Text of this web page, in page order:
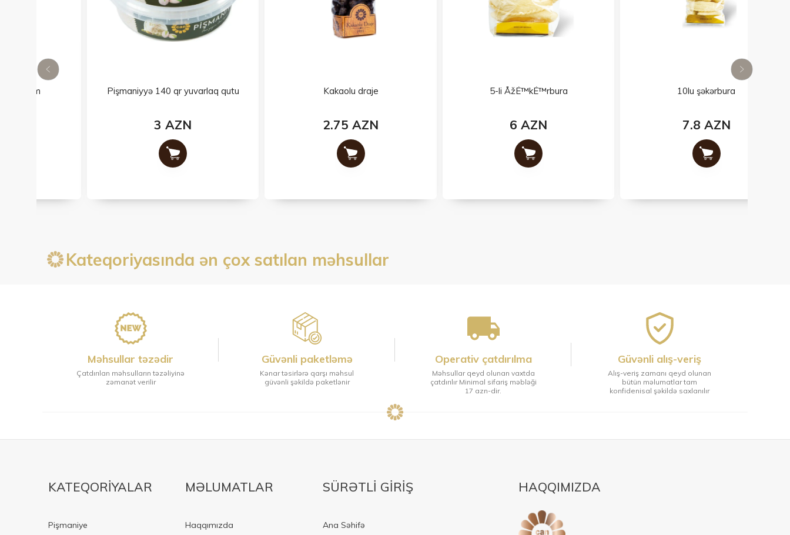
Pişmaniyyə 140 qr yuvarlaq qutu Kakaolu draje
2.75 AZN
5-li ÅžÉ™kÉ™rbura 10lu şəkərbura
7.8 AZN
Kateqoriyasında ən çox satılan məhsullar
Məhsullar təzədir
Çatdırılan məhsulların təzəliyinə
zəmanət verilir
Güvənli paketləmə
Kənar təsirlərə qarşı məhsul
güvənli şəkildə paketlənir
Operativ çatdırılma
Məhsullar qeyd olunan vaxtda
çatdırılır Minimal sifariş məbləği
17 azn-dir.
Güvənli alış-veriş
Alış-veriş zamanı qeyd olunan
bütün məlumatlar tam
konfidenisal şəkildə saxlanılır
KATEQORIYALAR
Pişmaniye
MƏLUMATLAR
Haqqımızda
SÜRƏTLİ GİRİŞ
Ana Səhifə
HAQQIMIZDA